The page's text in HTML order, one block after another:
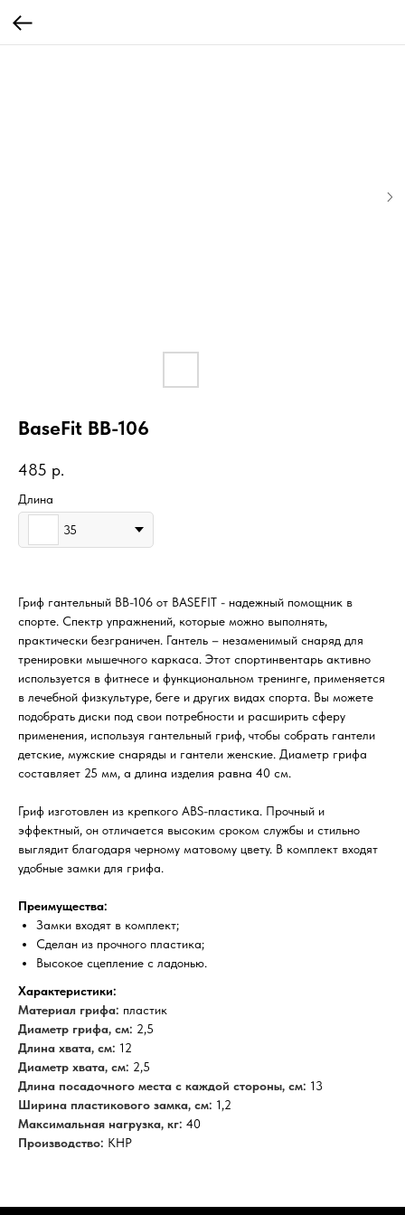
BaseFit BB-106
485 р.
Длина
35
Гриф гантельный BB-106 от BASEFIT - надежный помощник в
спорте. Спектр упражнений, которые можно выполнять,
практически безграничен. Гантель – незаменимый снаряд для
тренировки мышечного каркаса. Этот спортинвентарь активно
используется в фитнесе и функциональном тренинге, применяется
в лечебной физкультуре, беге и других видах спорта. Вы можете
подобрать диски под свои потребности и расширить сферу
применения, используя гантельный гриф, чтобы собрать гантели
детские, мужские снаряды и гантели женские. Диаметр грифа
составляет 25 мм, а длина изделия равна 40 см.
Гриф изготовлен из крепкого ABS-пластика. Прочный и
эффектный, он отличается высоким сроком службы и стильно
выглядит благодаря черному матовому цвету. В комплект входят
удобные замки для грифа.
Преимущества:
Замки входят в комплект;
Сделан из прочного пластика;
Высокое сцепление с ладонью.
Характеристики:
Материал грифа: пластик
Диаметр грифа, см: 2,5
Длина хвата, см: 12
Диаметр хвата, см: 2,5
Длина посадочного места с каждой стороны, см: 13
Ширина пластикового замка, см: 1,2
Максимальная нагрузка, кг: 40
Производство: КНР